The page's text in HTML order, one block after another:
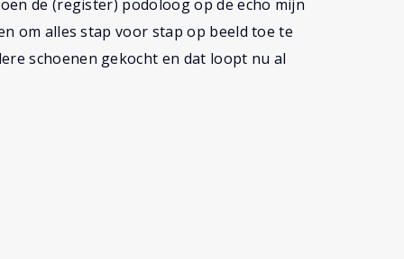
de (register) podoloog op de echo mijn
om alles stap voor stap op beeld toe te
schoenen gekocht en dat loopt nu al